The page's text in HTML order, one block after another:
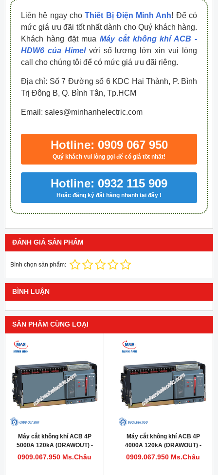
Liên hệ ngay choThiết Bị Điện Minh Anh! Để có
mức giá ưu đãi tốt nhất dành cho Quý khách hàng.
Khách hàng đặt muaMáy cắt không khí ACB -
HDW6 của Himel với số lượng lớn xin vui lòng
call cho chúng tôi để có mức giá ưu đãi riêng.
Địa chỉ: Số 7 Đường số 6 KDC Hai Thành, P. Bình
Trị Đông B, Q. Bình Tân, Tp.HCM
Email: sales@minhanhelectric.com
Hotline: 0909 067 950
Quý khách vui lòng gọi để có giá tốt nhất!
Hotline: 0932 115 909
Hoặc đăng ký đặt hàng nhanh tại đây !
ĐÁNH GIÁ SẢN PHẨM
Bình chọn sản phẩm:
BÌNH LUẬN
SẢN PHẨM CÙNG LOẠI
Máy cắt không khí ACB 4P
5000A 120kA (DRAWOUT) -
Model HDW663504DHVV56M
0909.067.950 Ms.Châu
Máy cắt không khí ACB 4P
4000A 120kA (DRAWOUT) -
Model HDW663404DHVV56M
0909.067.950 Ms.Châu